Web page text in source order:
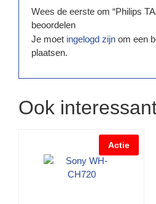
Wees de eerste om “Philips
beoordelen
Je moet ingelogd zijn om een
plaatsen.
Ook
Actie